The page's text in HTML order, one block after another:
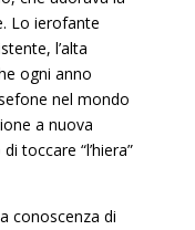
Lo ierofante
l’alta
ogni anno
nel mondo
a nuova
toccare “l’hiera”
conoscenza di